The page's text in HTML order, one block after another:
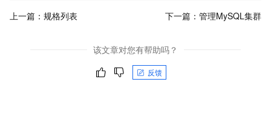
上一篇： 规格列表 下一篇： 管理MySQL集群
该文章对您有帮助吗？
反馈